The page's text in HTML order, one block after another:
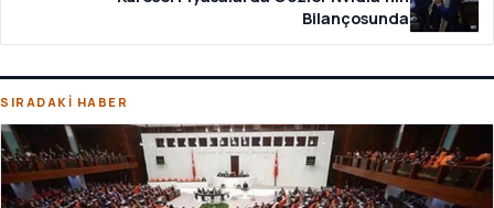
Bilançosunda
SIRADAKİ HABER